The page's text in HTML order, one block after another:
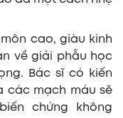
cao, giàu kinh
về giải phẫu học
Bác sĩ có kiến
các mạch máu sẽ
chứng không